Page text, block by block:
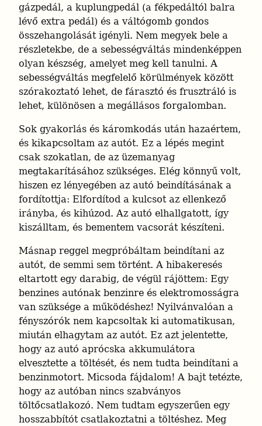
gázpedál, a kuplungpedál (a fékpedáltól balra
lévő extra pedál) és a váltógomb gondos
összehangolását igényli. Nem megyek bele a
részletekbe, de a sebességváltás mindenképpen
olyan készség, amelyet meg kell tanulni. A
sebességváltás megfelelő körülmények között
szórakoztató lehet, de fárasztó és frusztráló is
lehet, különösen a megállásos forgalomban.
Sok gyakorlás és káromkodás után hazaértem,
és kikapcsoltam az autót. Ez a lépés megint
csak szokatlan, de az üzemanyag
megtakarításához szükséges. Elég könnyű volt,
hiszen ez lényegében az autó beindításának a
fordítottja: Elfordítod a kulcsot az ellenkező
irányba, és kihúzod. Az autó elhallgatott, így
kiszálltam, és bementem vacsorát készíteni.
Másnap reggel megpróbáltam beindítani az
autót, de semmi sem történt. A hibakeresés
eltartott egy darabig, de végül rájöttem: Egy
benzines autónak benzinre és elektromosságra
van szüksége a működéshez! Nyilvánvalóan a
fényszórók nem kapcsoltak ki automatikusan,
miután elhagytam az autót. Ez azt jelentette,
hogy az autó aprócska akkumulátora
elvesztette a töltését, és nem tudta beindítani a
benzinmotort. Micsoda fájdalom! A bajt tetézte,
hogy az autóban nincs szabványos
töltőcsatlakozó. Nem tudtam egyszerűen egy
hosszabbítót csatlakoztatni a töltéshez. Meg